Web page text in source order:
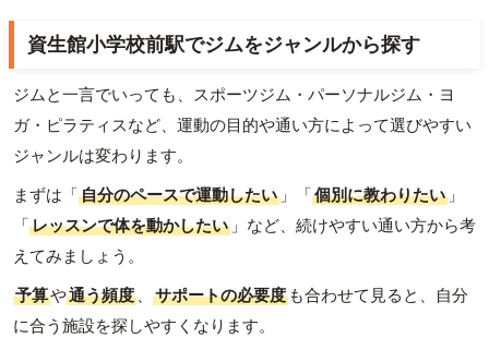
資生館小学校前駅でジムをジャンルから探す
ジムと一言でいっても、スポーツジム・パーソナルジム・ヨ
ガ・ピラティスなど、運動の目的や通い方によって選びやすい
ジャンルは変わります。
まずは「自分のペースで運動したい 」「個別に教わりたい 」
「レッスンで体を動かしたい 」など、続けやすい通い方から考
えてみましょう。
予算や通う頻度 、 サポートの必要度 も合わせて見ると、自分
に合う施設を探しやすくなります。